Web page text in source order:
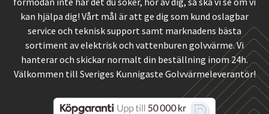
kan hjälpa dig! Vårt mål är att ge dig som kund oslagbar
service och teknisk support samt marknadens bästa
sortiment av elektrisk och vattenburen golvvärme. Vi
hanterar och skickar normalt din beställning inom 24h.
Välkommen till Sveriges Kunnigaste Golvvärmeleverantör!